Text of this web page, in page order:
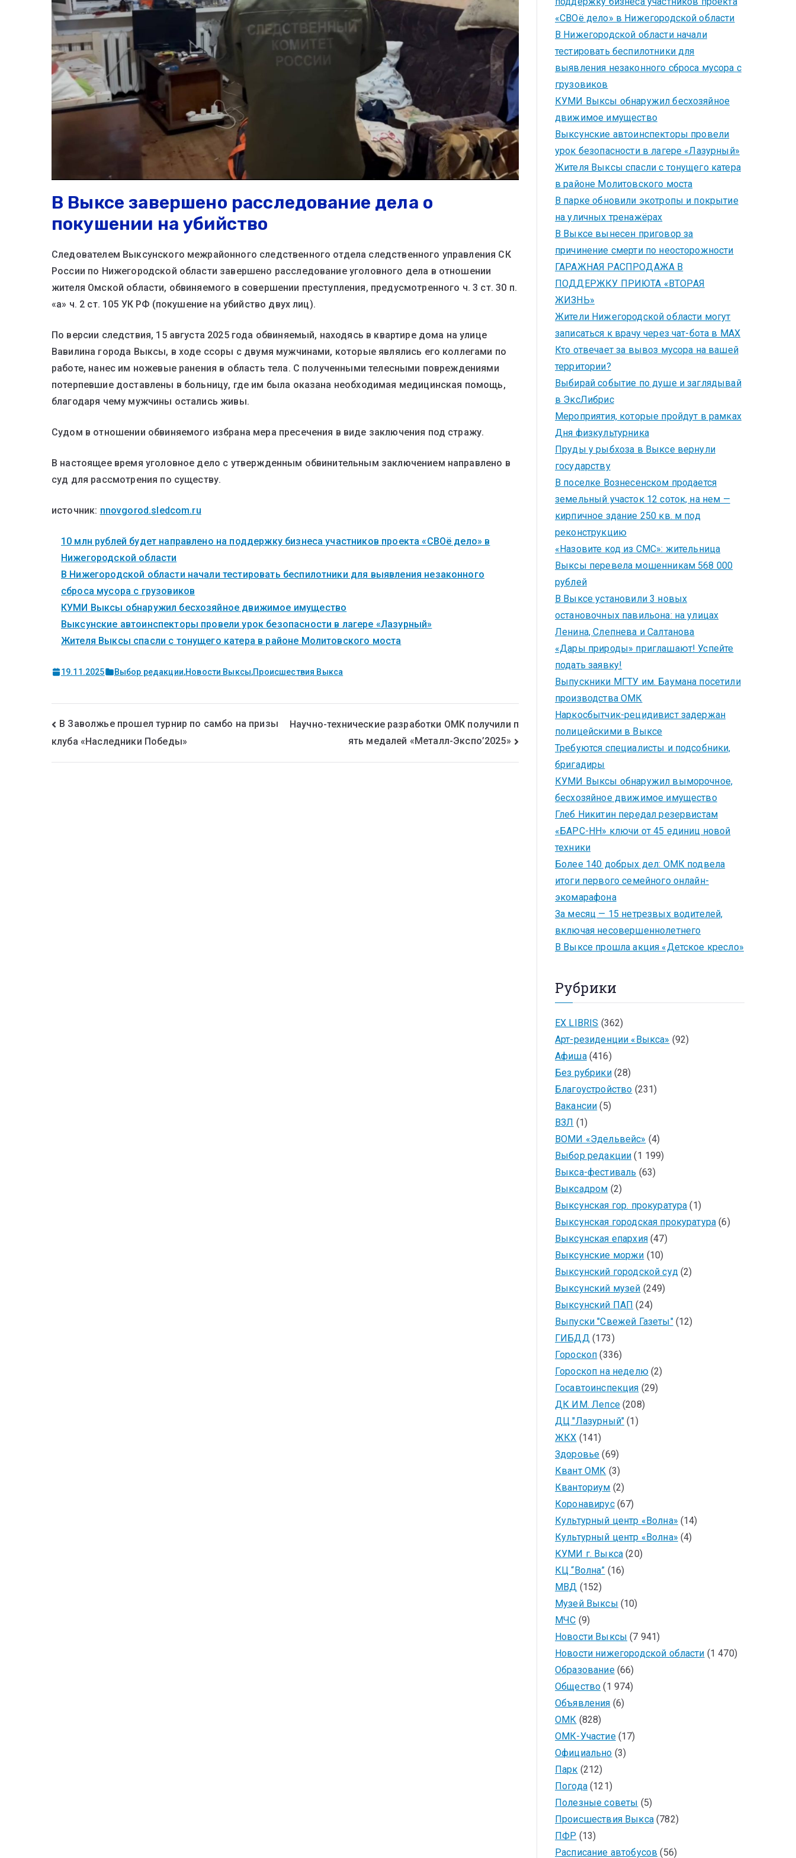
В Выксе завершено расследование дела о
покушении на убийство
Следователем Выксунского межрайонного следственного отдела следственного управления СК
России по Нижегородской области завершено расследование уголовного дела в отношении
жителя Омской области, обвиняемого в совершении преступления, предусмотренного ч. 3 ст. 30 п.
«а» ч. 2 ст. 105 УК РФ (покушение на убийство двух лиц).
По версии следствия, 15 августа 2025 года обвиняемый, находясь в квартире дома на улице
Вавилина города Выксы, в ходе ссоры с двумя мужчинами, которые являлись его коллегами по
работе, нанес им ножевые ранения в область тела. С полученными телесными повреждениями
потерпевшие доставлены в больницу, где им была оказана необходимая медицинская помощь,
благодаря чему мужчины остались живы.
Судом в отношении обвиняемого избрана мера пресечения в виде заключения под стражу.
В настоящее время уголовное дело с утвержденным обвинительным заключением направлено в
суд для рассмотрения по существу.
источник: nnovgorod.sledcom.ru
10 млн рублей будет направлено на поддержку бизнеса участников проекта «СВОё дело» в
Нижегородской области
В Нижегородской области начали тестировать беспилотники для выявления незаконного
сброса мусора с грузовиков
КУМИ Выксы обнаружил бесхозяйное движимое имущество
Выксунские автоинспекторы провели урок безопасности в лагере «Лазурный»
Жителя Выксы спасли с тонущего катера в районе Молитовского моста
19.11.2025 Выбор редакции,Новости Выксы,Происшествия Выкса
В Заволжье прошел турнир по самбо на призы
клуба «Наследники Победы»
Научно-технические разработки ОМК получили п
ять медалей «Металл-Экспо’2025»
«СВОё дело» в Нижегородской области
В Нижегородской области начали
тестировать беспилотники для
выявления незаконного сброса мусора с
грузовиков
КУМИ Выксы обнаружил бесхозяйное
движимое имущество
Выксунские автоинспекторы провели
урок безопасности в лагере «Лазурный»
Жителя Выксы спасли с тонущего катера
в районе Молитовского моста
В парке обновили экотропы и покрытие
на уличных тренажёрах
В Выксе вынесен приговор за
причинение смерти по неосторожности
ГАРАЖНАЯ РАСПРОДАЖА В
ПОДДЕРЖКУ ПРИЮТА «ВТОРАЯ
ЖИЗНЬ»
Жители Нижегородской области могут
записаться к врачу через чат-бота в MAX
Кто отвечает за вывоз мусора на вашей
территории?
Выбирай событие по душе и заглядывай
в ЭксЛибрис
Мероприятия, которые пройдут в рамках
Дня физкультурника
Пруды у рыбхоза в Выксе вернули
государству
В поселке Вознесенском продается
земельный участок 12 соток, на нем —
кирпичное здание 250 кв. м под
реконструкцию
«Назовите код из СМС»: жительница
Выксы перевела мошенникам 568 000
рублей
В Выксе установили 3 новых
остановочных павильона: на улицах
Ленина, Слепнева и Салтанова
«Дары природы» приглашают! Успейте
подать заявку!
Выпускники МГТУ им. Баумана посетили
производства ОМК
Наркосбытчик-рецидивист задержан
полицейскими в Выксе
Требуются специалисты и подсобники,
бригадиры
КУМИ Выксы обнаружил выморочное,
бесхозяйное движимое имущество
Глеб Никитин передал резервистам
«БАРС-НН» ключи от 45 единиц новой
техники
Более 140 добрых дел: ОМК подвела
итоги первого семейного онлайн-
экомарафона
За месяц — 15 нетрезвых водителей,
включая несовершеннолетнего
В Выксе прошла акция «Детское кресло»
Рубрики
EX LIBRIS (362)
Арт-резиденции «Выкса» (92)
Афиша(416)
Без рубрики(28)
Благоустройство (231)
Вакансии (5)
ВЗЛ (1)
ВОМИ «Эдельвейс» (4)
Выбор редакции (1 199)
Выкса-фестиваль (63)
Выксадром (2)
Выксунская гор. прокуратура (1)
Выксунская городская прокуратура (6)
Выксунская епархия(47)
Выксунские моржи (10)
Выксунский городской суд(2)
Выксунский музей (249)
Выксунский ПАП (24)
Выпуски "Свежей Газеты"(12)
ГИБДД(173)
Гороскоп (336)
Гороскоп на неделю(2)
Госавтоинспекция (29)
ДК ИМ. Лепсе(208)
ДЦ "Лазурный" (1)
ЖКХ (141)
Здоровье (69)
Квант ОМК (3)
Кванториум (2)
Коронавирус(67)
Культурный центр «Волна» (14)
Культурный центр «Волна» (4)
КУМИ г. Выкса (20)
КЦ “Волна” (16)
МВД (152)
Музей Выксы (10)
МЧС (9)
Новости Выксы (7 941)
Новости нижегородской области (1 470)
Образование(66)
Общество (1 974)
Объявления (6)
ОМК (828)
ОМК-Участие(17)
Официально (3)
Парк (212)
Погода(121)
Полезные советы (5)
Происшествия Выкса(782)
ПФР (13)
Расписание автобусов (56)